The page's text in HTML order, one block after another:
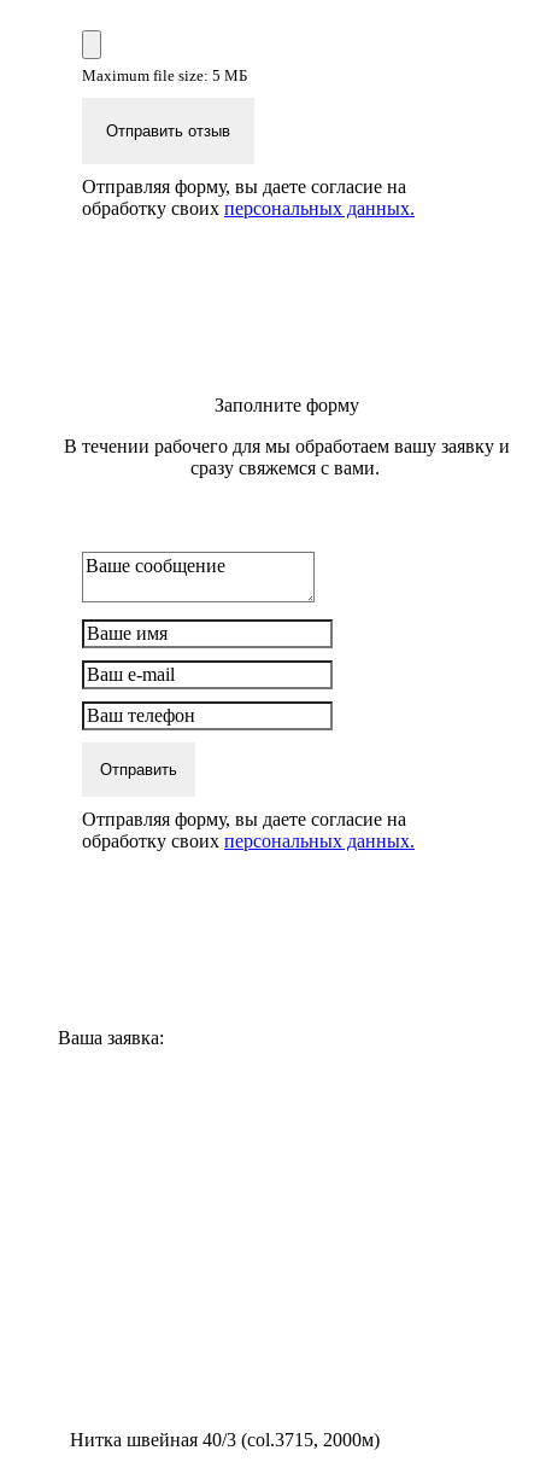
Maximum file size: 5 МБ
Отправить отзыв
Отправляя форму, вы даете согласие на
обработку своих персональных данных.
Заполните форму
В течении рабочего для мы обработаем вашу заявку и
сразу свяжемся с вами.
Отправить
Отправляя форму, вы даете согласие на
обработку своих персональных данных.
Ваша заявка:
Нитка швейная 40/3 (col.3715, 2000м)